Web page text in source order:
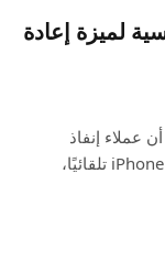
لميزة إعادة
أن عملاء إنفاذ
القانون كانوا قلقين بشأن إعادة تشغيل أجهزة iPhone تلقائيًا،